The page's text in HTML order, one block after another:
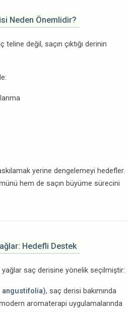
Neden Önemlidir?
teline değil, saçın çıktığı derinin
yerine dengelemeyi hedefler.
hem de saçın büyüme sürecini
Hedefli Destek
saç derisine yönelik seçilmiştir:
angustifolia), saç derisi bakımında
aromaterapi uygulamalarında